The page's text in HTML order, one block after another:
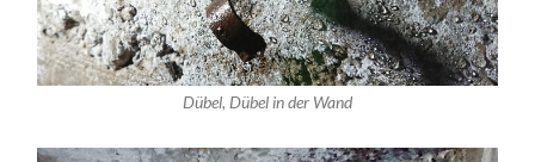
Dübel, Dübel in der Wand